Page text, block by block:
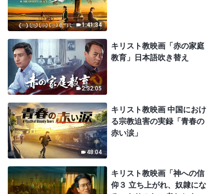
1:41:34
2:32:05
キリスト教映画「赤の家庭
教育」日本語吹き替え
48:04
キリスト教映画 中国におけ
る宗教迫害の実録「青春の
赤い涙」
キリスト教映画「神への信
仰３ 立ち上がれ、奴隷にな